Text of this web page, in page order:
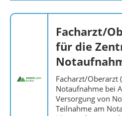
Facharzt/
für die
Facharzt/
Notaufnahme bei
Versorgung von
Teilnahme am